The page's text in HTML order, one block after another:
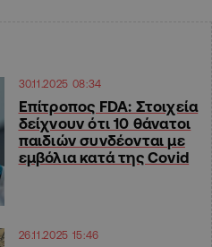
30.11.2025 08:34
Επίτροπος FDA: Στοιχεία
δείχνουν ότι 10 θάνατοι
παιδιών συνδέονται με
εμβόλια κατά της Covid
26.11.2025 15:46